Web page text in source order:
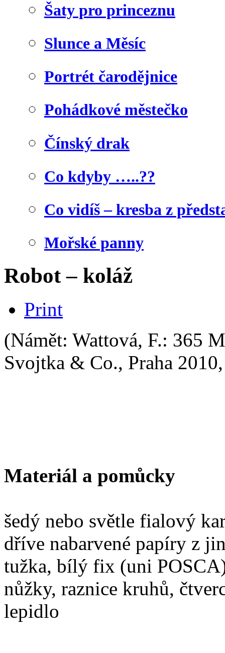
Šaty pro princeznu
Slunce a Měsíc
Portrét čarodějnice
Pohádkové městečko
Čínský drak
Co kdyby …..??
Co vidíš – kresba z
Mořské panny
Robot – koláž
Print
(Námět: Wattová, F.: 365
Svojtka & Co., Praha
Materiál a pomůcky
šedý nebo světle fialový
dříve nabarvené papíry z
tužka, bílý fix (uni
nůžky, raznice kruhů,
lepidlo